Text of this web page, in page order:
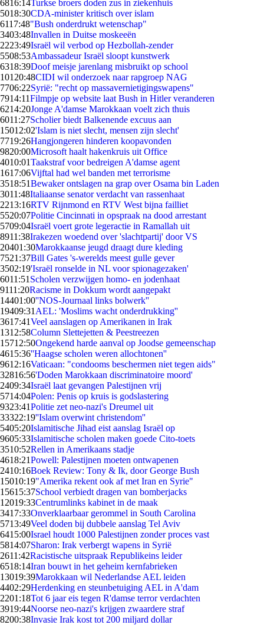
6816:14Turkse broers doden zus in ziekenhuis
5018:30CDA-minister kritisch over islam
6117:48"Bush onderdrukt wetenschap"
3403:48Invallen in Duitse moskeeën
2223:49Israël wil verbod op Hezbollah-zender
5508:53Ambassadeur Israël sloopt kunstwerk
6318:39Doof meisje jarenlang misbruikt op school
101 20:48CIDI wil onderzoek naar rapgroep NAG
7706:22Syrië: "recht op massavernietigingswapens"
7914:11Filmpje op website laat Bush in Hitler veranderen
6214:20Jonge A'damse Marokkaan voelt zich thuis
6011:27Scholier biedt Balkenende excuus aan
15012:02'Islam is niet slecht, mensen zijn slecht'
7719:26Hangjongeren hinderen koopavonden
9820:00Microsoft haalt hakenkruis uit Office
4010:01Taakstraf voor bedreigen A'damse agent
1617:06Vijftal had wel banden met terrorisme
3518:51Bewaker ontslagen na grap over Osama bin Laden
3011:48Italiaanse senator verdacht van rassenhaat
2213:16RTV Rijnmond en RTV West bijna failliet
5520:07Politie Cincinnati in opspraak na dood arrestant
5709:04Israël voert grote legeractie in Ramallah uit
8911:38Irakezen woedend over 'slachtpartij' door VS
20401:30Marokkaanse jeugd draagt dure kleding
7521:37Bill Gates 's-werelds meest gulle gever
3502:19'Israël ronselde in NL voor spionagezaken'
6011:51 Scholen verzwijgen homo- en jodenhaat
9111:20Racisme in Dokkum wordt aangepakt
14401:00''NOS-Journaal links bolwerk''
19409:31 AEL: 'Moslims wacht onderdrukking''
3617:41Veel aanslagen op Amerikanen in Irak
1312:58Column Slettejetten & Peestreezen
15712:50Ongekend harde aanval op Joodse gemeenschap
4615:36''Haagse scholen weren allochtonen''
9612:16Vaticaan: "condooms beschermen niet tegen aids"
32816:56'Doden Marokkaan discriminatoire moord'
2409:34Israël laat gevangen Palestijnen vrij
5714:04Polen: Penis op kruis is godslastering
9323:41Politie zet neo-nazi's Dreumel uit
33322:19''Islam overwint christendom''
5405:20Islamitische Jihad eist aanslag Israël op
9605:33Islamitische scholen maken goede Cito-toets
3510:52Rellen in Amerikaans stadje
4618:21Powell: Palestijnen moeten ontwapenen
2410:16Boek Review: Tony & Ik, door George Bush
15010:19"Amerika rekent ook af met Iran en Syrie"
15615:37School verbiedt dragen van bomberjacks
12019:33Centrumlinks kabinet in de maak
3417:33Onverklaarbaar gerommel in South Carolina
5713:49Veel doden bij dubbele aanslag Tel Aviv
6415:00Israel houdt 1000 Palestijnen zonder proces vast
5814:07Sharon: Irak verbergt wapens in Syrië
2611:42Racistische uitspraak Republikeins leider
6518:14Iran bouwt in het geheim kernfabrieken
13019:39Marokkaan wil Nederlandse AEL leiden
4402:29Herdenking en steunbetuiging AEL in A'dam
2201:18Tot 6 jaar eis tegen R'damse terror verdachten
3919:44Noorse neo-nazi's krijgen zwaardere straf
8200:38Invasie Irak kost tot 200 miljard dollar